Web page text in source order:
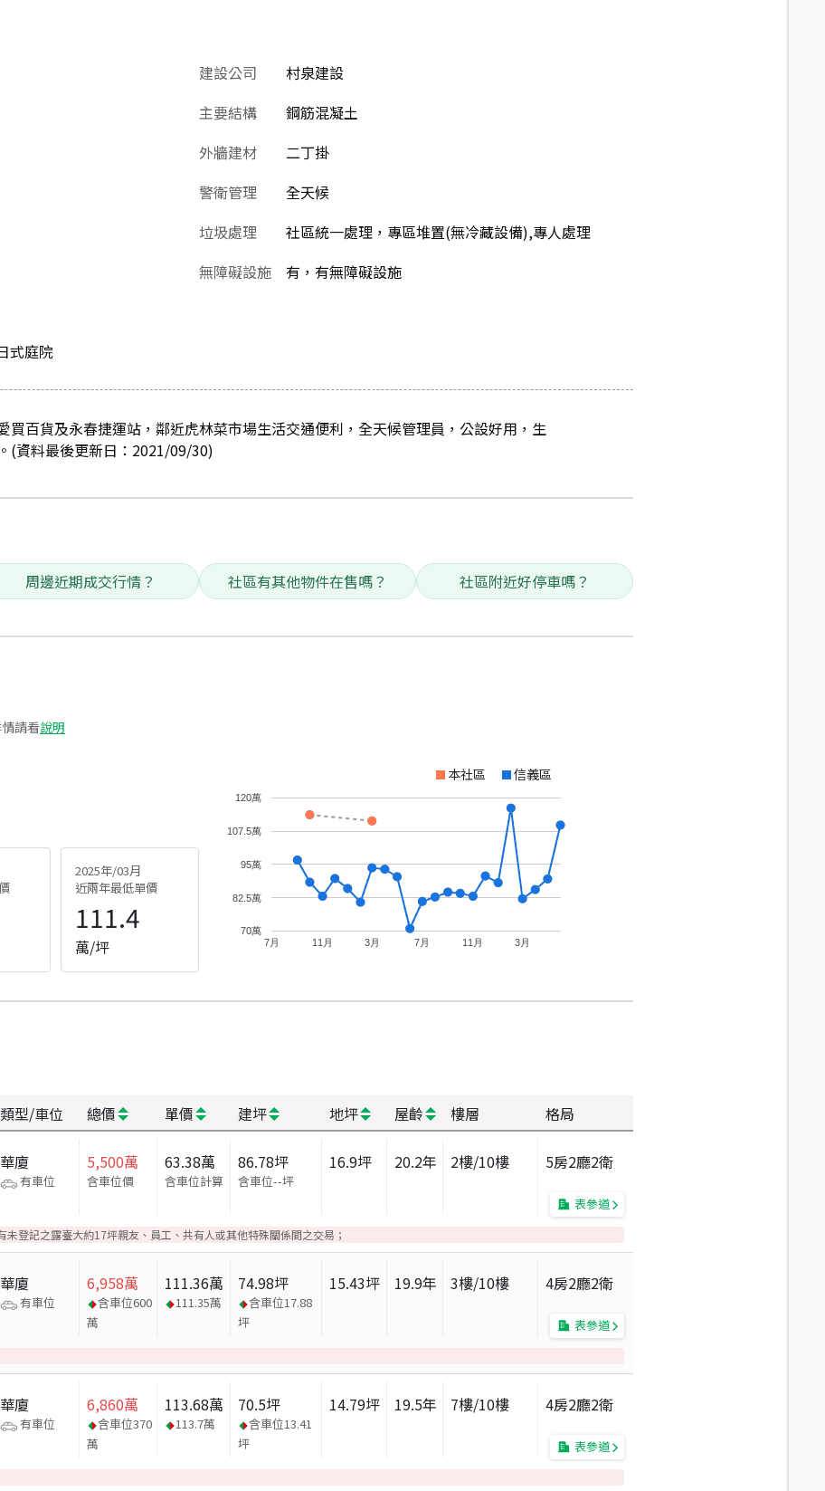
建設公司
村泉建設
主要結構
鋼筋混凝土
外牆建材
二丁掛
警衛管理
全天候
垃圾處理
社區統一處理，專區堆置(無冷藏設備),專人處理
無障礙設施
有，有無障礙設施
式庭院
買百貨及永春捷運站，鄰近虎林菜市場生活交通便利，全天候管理員，公設好用，生
(資料最後更新日：2021/09/30)
周邊近期成交行情？ 社區有其他物件在售嗎？ 社區附近好停車嗎？
請看說明
2025年/03月
近兩年最低單價
111.4
萬/坪
本社區 信義區
7月 11月 3月 7月 11月 3月
70萬
82.5萬
95萬
107.5萬
120萬
類型/車位 總價 單價 建坪 地坪 屋齡 樓層 格局
華廈
有車位
5,500萬
含車位價
63.38萬
含車位計算
86.78坪
含車位--坪
16.9坪 20.2年 2樓/10樓 5房2廳2衛
表參道
未登記之露臺大約17坪親友、員工、共有人或其他特殊關係間之交易；
華廈
有車位
6,958萬
含車位600
萬
111.36萬
111.35萬
74.98坪
含車位17.88
坪
15.43坪 19.9年 3樓/10樓 4房2廳2衛
表參道
華廈
有車位
6,860萬
含車位370
萬
113.68萬
113.7萬
70.5坪
含車位13.41
坪
14.79坪 19.5年 7樓/10樓 4房2廳2衛
表參道